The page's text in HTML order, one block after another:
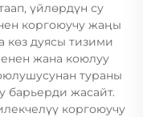
үйлөрдүн су
коргоюучу жаңы
көз дуясы тизими
жана коюлуу
тураны
барьерди жасайт.
коргоюучу